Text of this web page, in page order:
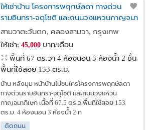
ให้เช่าบ้าน โครงการพฤกษ์ลดา ทางด่วน
รามอินทรา-จตุโชติ และถนนวงแหวนกาญจนา
ภิเษก บ้าน2ชั้น หลังมุม หน้าบ้านไม่ชนใคร
สามวาตะวันตก, คลองสามวา, กรุงเทพ
ให้เช่า: 45,000บาท/เดือน
พื้นที่ 67 ตร.วา 4 ห้องนอน 3 ห้องน้ำ 2 ชั้น
พื้นที่ใช้สอย 153 ตร.ม.
บ้าน หลังมุม หน้าบ้านไม่ชนใครโครงการพฤกษ์ลดา
ทางด่วนรามอินทรา-จตุโชติ และถนนวงแหวน
กาญจนาภิเษก เนื้อที่ 67.5 ตร.ว.พื้นที่ใช้สอย 153
ตร.ม. 4 ห้องนอน 3 ห้องน้ำ 2 ท
ติดถนน